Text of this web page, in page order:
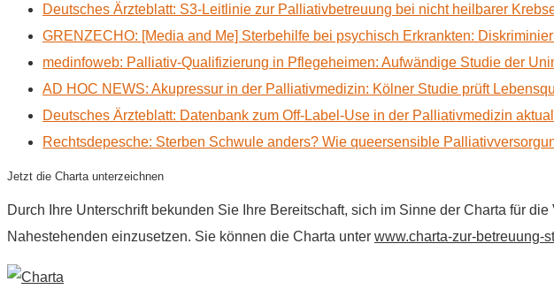
Deutsches Ärzteblatt: S3-Leitlinie zur Palliativbetreuung bei nicht heilbarer
GRENZECHO: [Media and Me] Sterbehilfe bei psychisch Erkrankten:
medinfoweb: Palliativ-Qualifizierung in Pflegeheimen: Aufwändige Studie der
AD HOC NEWS: Akupressur in der Palliativmedizin: Kölner Studie prüft
Deutsches Ärzteblatt: Datenbank zum Off-Label-Use in der Palliativmedizin
Rechtsdepesche: Sterben Schwule anders? Wie queersensible
Jetzt die Charta unterzeichnen
Durch Ihre Unterschrift bekunden Sie Ihre Bereitschaft, sich im Sinne der Charta für
Nahestehenden einzusetzen. Sie können die Charta unter www.charta-zur-betreuung-